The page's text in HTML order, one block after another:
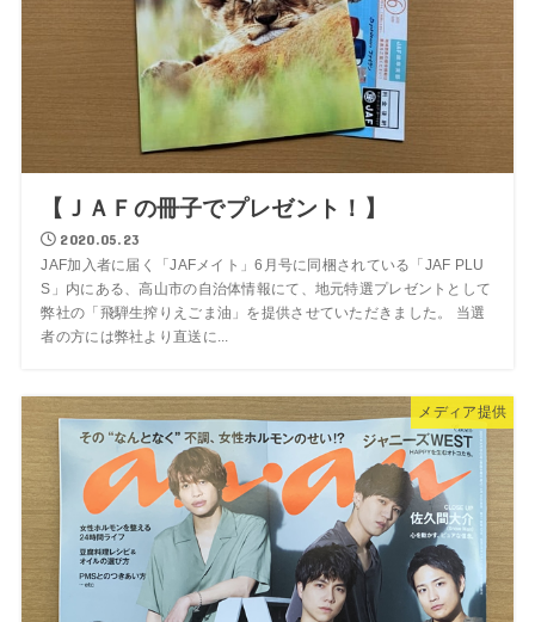
【ＪＡＦの冊子でプレゼント！】
2020.05.23
JAF加入者に届く「JAFメイト」6月号に同梱されている「JAF PLU
S」内にある、高山市の自治体情報にて、地元特選プレゼントとして
弊社の「飛騨生搾りえごま油」を提供させていただきました。 当選
者の方には弊社より直送に...
メディア提供